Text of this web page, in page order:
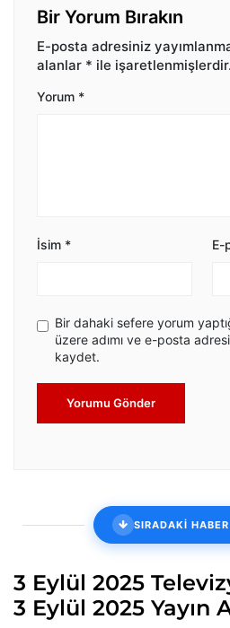
Bir Yorum Bırakın
E-posta adresiniz
alanlar * ile işaretlenmişlerdir.
Yorum *
İsim * E-
Bir dahaki sefere yorum
üzere adımı ve e-posta
kaydet.
Yorumu Gönder
SIRADAKİ
3 Eylül 2025
3 Eylül 2025 Yayın